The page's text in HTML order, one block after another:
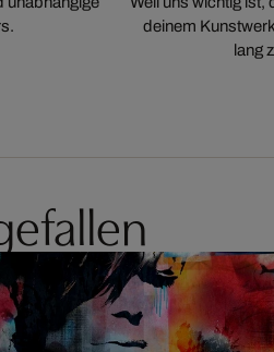
deinem
lang